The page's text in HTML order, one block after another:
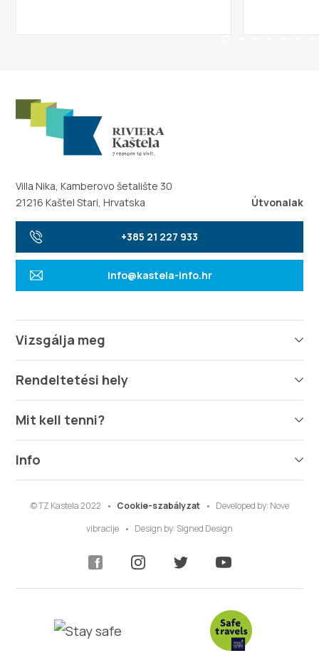
Villa Nika, Kamberovo šetalište 30
21216 Kaštel Stari, Hrvatska
Útvonalak
+385 21 227 933
info@kastela-info.hr
Vizsgálja meg
Rendeltetési hely
Mit kell tenni?
Info
© TZ Kastela 2022 Cookie-szabályzat Developed by: Nove
vibracije
Design by: Signed Design